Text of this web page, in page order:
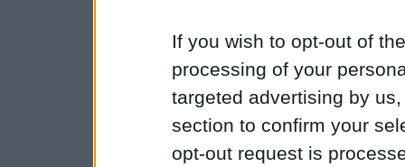
If you wish to opt-out of
processing of your
targeted advertising by
section to confirm your
opt-out request is